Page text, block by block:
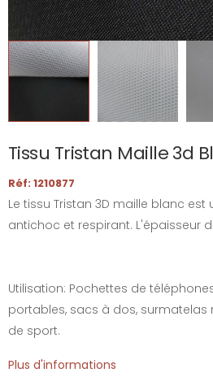
Tissu Tristan Maille 3d
Réf: 1210877
Le tissu Tristan 3D maille blanc
antichoc et respirant. L'épaisseur
Utilisation: Pochettes de
portables, sacs à dos, surmatelas
de sport.
Plus d'informations